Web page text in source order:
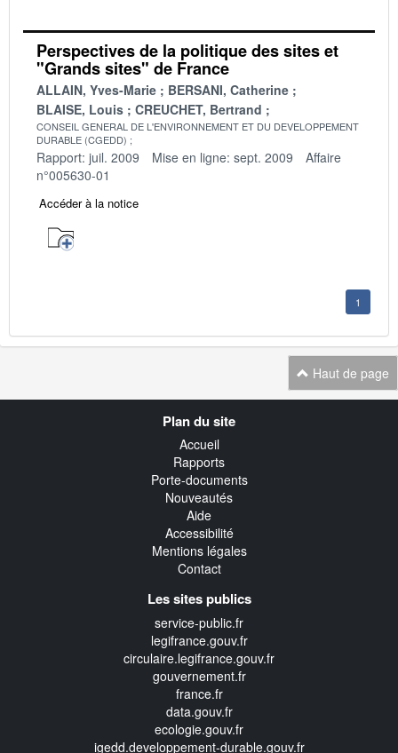
Perspectives de la politique des sites et
"Grands sites" de France
ALLAIN, Yves-Marie
BERSANI, Catherine
BLAISE, Louis
CREUCHET, Bertrand
CONSEIL GENERAL DE L'ENVIRONNEMENT ET DU DEVELOPPEMENT
DURABLE (CGEDD)
Rapport: juil. 2009 Mise en ligne: sept. 2009
Affaire
n°005630-01
Accéder à la notice
1
Haut de page
Plan du site
Accueil
Rapports
Porte-documents
Nouveautés
Aide
Accessibilité
Mentions légales
Contact
Les sites publics
service-public.fr
legifrance.gouv.fr
circulaire.legifrance.gouv.fr
gouvernement.fr
france.fr
data.gouv.fr
ecologie.gouv.fr
igedd.developpement-durable.gouv.fr